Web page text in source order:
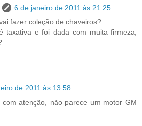
6 de janeiro de 2011 às 21:25
fazer coleção de chaveiros?
taxativa e foi dada com muita firmeza,
de 2011 às 13:58
atenção, não parece um motor GM